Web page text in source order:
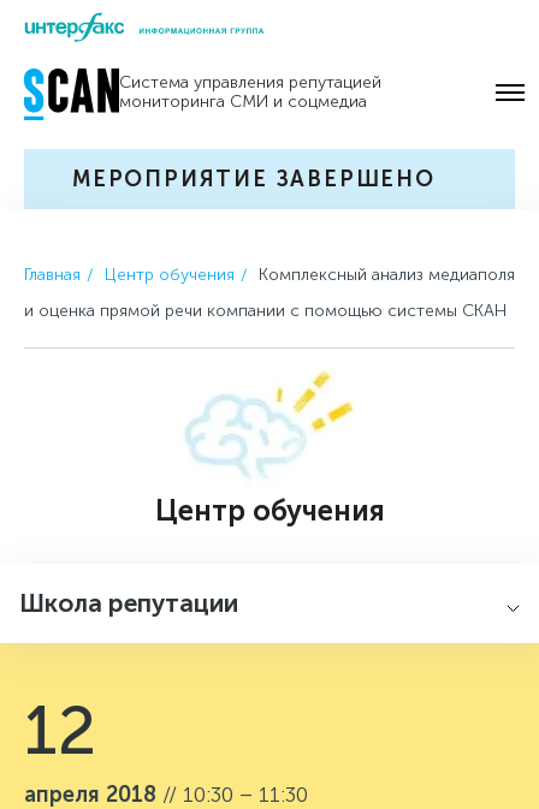
Skip
content
Система управления репутацией
мониторинга СМИ и соцмедиа
МЕРОПРИЯТИЕ ЗАВЕРШЕНО
Главная Центр обучения
Комплексный анализ медиаполя
и оценка прямой речи компании с помощью системы СКАН
Центр обучения
Школа репутации
12
апреля 2018 // 10:30 – 11:30